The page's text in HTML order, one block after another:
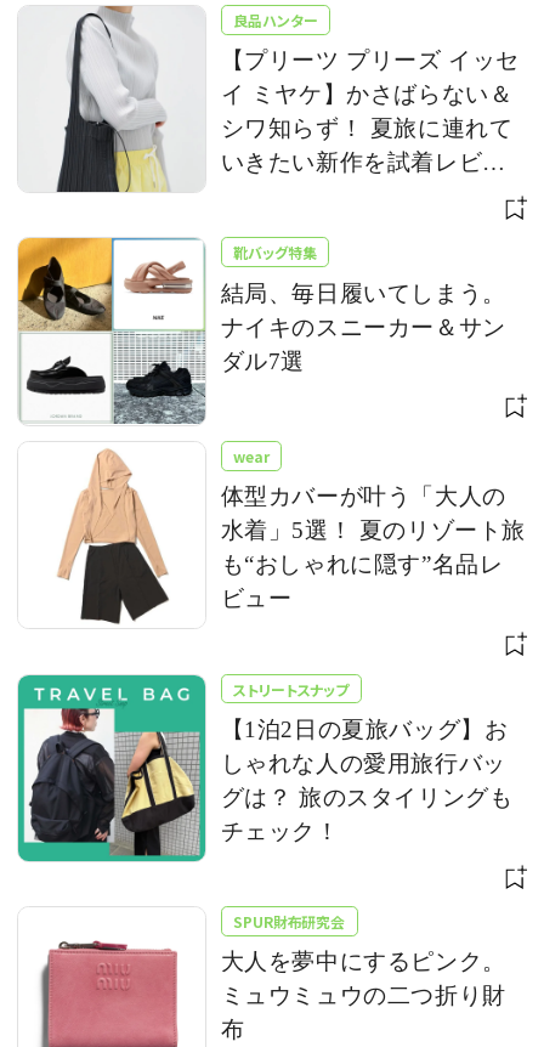
良品ハンター
【プリーツ プリーズ イッセ
イ ミヤケ】かさばらない＆
シワ知らず！ 夏旅に連れて
いきたい新作を試着レビュ
靴バッグ特集
結局、毎日履いてしまう。
ナイキのスニーカー＆サン
ダル7選
wear
体型カバーが叶う「大人の
水着」5選！ 夏のリゾート旅
も“おしゃれに隠す”名品レ
ビュー
ストリートスナップ
【1泊2日の夏旅バッグ】お
しゃれな人の愛用旅行バッ
グは？ 旅のスタイリングも
チェック！
SPUR財布研究会
大人を夢中にするピンク。
ミュウミュウの二つ折り財
布